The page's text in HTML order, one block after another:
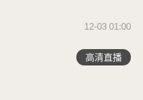
12-03 01:00
高清直播